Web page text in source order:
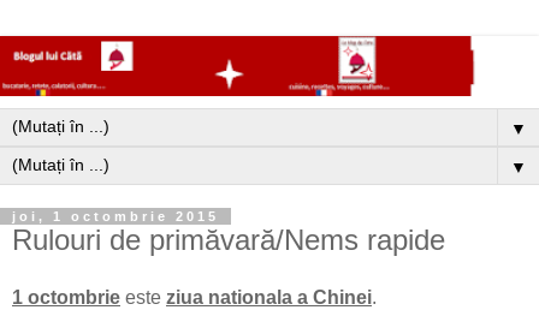
▼
▼
joi, 1 octombrie 2015
Rulouri de primăvară/Nems rapide
1 octombrie este ziua nationala a Chinei.